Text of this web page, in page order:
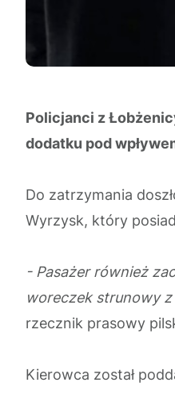
Policjanci z
dodatku pod
Do zatrzymania
Wyrzysk, który
- Pasażer również
woreczek strunowy
rzecznik prasowy
Kierowca został